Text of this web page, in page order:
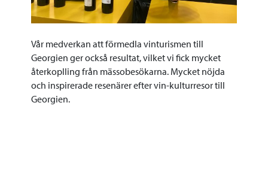
Vår medverkan att förmedla vinturismen till
Georgien ger också resultat, vilket vi fick mycket
återkoplling från mässobesökarna. Mycket nöjda
och inspirerade resenärer efter vin-kulturresor till
Georgien.